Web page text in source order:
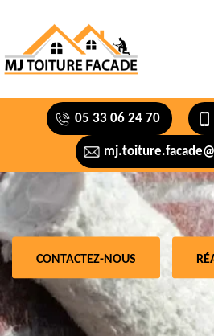
05 33 06 24 70
CONTACTEZ-NOUS